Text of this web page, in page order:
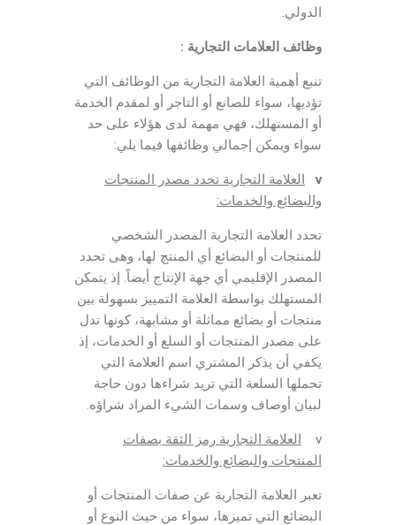
الدولي.
وظائف العلامات التجارية :
تنبع أهمية العلامة التجارية من الوظائف التي
تؤديها، سواء للصانع أو التاجر أو لمقدم الخدمة
أو المستهلك، فهي مهمة لدى هؤلاء على حد
سواء ويمكن إجمالي وظائفها فيما يلي:
v
العلامة التجارية تحدد مصدر المنتجات
والبضائع والخدمات:
تحدد العلامة التجارية المصدر الشخصي
للمنتجات أو البضائع أي المنتج لها، وهى تحدد
المصدر الإقليمي أي جهة الإنتاج أيضاً. إذ يتمكن
المستهلك بواسطة العلامة التمييز بسهولة بين
منتجات أو بضائع مماثلة أو مشابهة، كونها تدل
على مصدر المنتجات أو السلع أو الخدمات، إذ
يكفي أن يذكر المشتري اسم العلامة التي
تحملها السلعة التي تريد شراءها دون حاجة
لبيان أوصاف وسمات الشيء المراد شراؤه.
v
العلامة التجارية رمز الثقة بصفات
المنتجات والبضائع والخدمات:
تعبر العلامة التجارية عن صفات المنتجات أو
البضائع التي تميزها، سواء من حيث النوع أو